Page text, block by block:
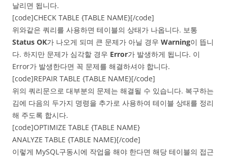
날리면 됩니다.
[code]CHECK TABLE {TABLE NAME}[/code]
위와같은 쿼리를 사용하면 테이블의 상태가 나옵니다. 보통
Status OK가 나오게 되며 큰 문제가 아닐 경우 Warning이 뜹니
다. 하지만 문제가 심각할 경우 Error가 발생하게 됩니다. 이
Error가 발생한다면 꼭 문제를 해결하셔야 합니다.
[code]REPAIR TABLE {TABLE NAME}[/code]
위의 쿼리문으로 대부분의 문제는 해결될 수 있습니다. 복구하는
김에 다음의 두가지 명령을 추가로 사용하여 테이블 상태를 정리
해 주도록 합시다.
[code]OPTIMIZE TABLE {TABLE NAME}
ANALYZE TABLE {TABLE NAME}[/code]
이렇게 MySQL구동시에 작업을 해야 한다면 해당 테이블의 접근